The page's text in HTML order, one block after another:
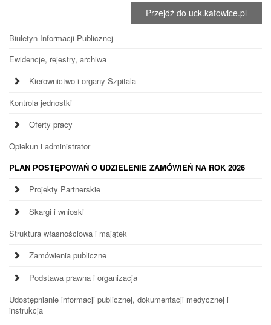
Przejdź do uck.katowice.pl
Biuletyn Informacji Publicznej
Ewidencje, rejestry, archiwa
Kierownictwo i organy Szpitala
Kontrola jednostki
Oferty pracy
Opiekun i administrator
PLAN POSTĘPOWAŃ O UDZIELENIE ZAMÓWIEŃ NA ROK 2026
Projekty Partnerskie
Skargi i wnioski
Struktura własnościowa i majątek
Zamówienia publiczne
Podstawa prawna i organizacja
Udostępnianie informacji publicznej, dokumentacji medycznej i
instrukcja